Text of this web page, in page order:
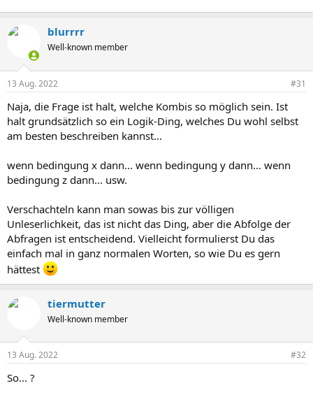
blurrrr
Well-known member
13 Aug. 2022 #31
Naja, die Frage ist halt, welche Kombis so möglich sein. Ist
halt grundsätzlich so ein Logik-Ding, welches Du wohl selbst
am besten beschreiben kannst...
wenn bedingung x dann... wenn bedingung y dann... wenn
bedingung z dann... usw.
Verschachteln kann man sowas bis zur völligen
Unleserlichkeit, das ist nicht das Ding, aber die Abfolge der
Abfragen ist entscheidend. Vielleicht formulierst Du das
einfach mal in ganz normalen Worten, so wie Du es gern
hättest
tiermutter
Well-known member
13 Aug. 2022 #32
So... ?